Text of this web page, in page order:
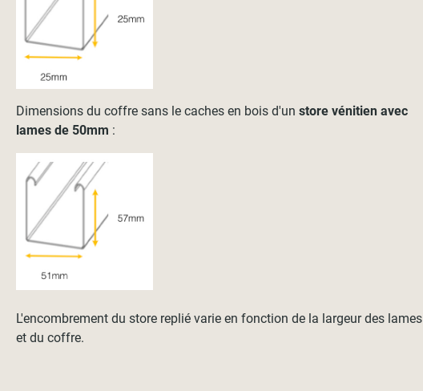
Dimensions du coffre sans le caches en bois d'unstore vénitien avec
lames de 50mm :
L'encombrement du store replié varie en fonction de la largeur des lames
et du coffre.